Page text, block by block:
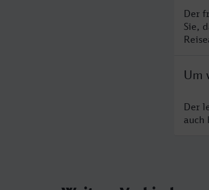
Der
Sie,
Um
Der
auch